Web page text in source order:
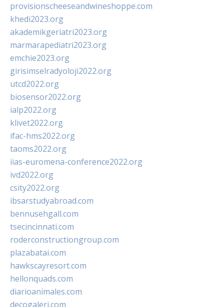
provisionscheeseandwineshoppe.com
khedi2023.org
akademikgeriatri2023.org
marmarapediatri2023.org
emchie2023.org
girisimselradyoloji2022.org
utcd2022.org
biosensor2022.org
ialp2022.org
klivet2022.org
ifac-hms2022.org
taoms2022.org
iias-euromena-conference2022.org
ivd2022.org
csity2022.org
ibsarstudyabroad.com
bennusehgall.com
tsecincinnati.com
roderconstructiongroup.com
plazabatai.com
hawkscayresort.com
hellonquads.com
diarioanimales.com
decogaleri.com